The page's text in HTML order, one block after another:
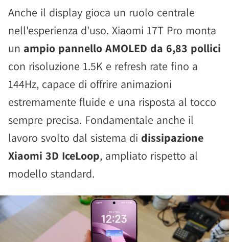
Anche il display gioca un ruolo centrale
nell'esperienza d'uso. Xiaomi 17T Pro monta
un ampio pannello AMOLED da 6,83 pollici
con risoluzione 1.5K e refresh rate fino a
144Hz, capace di offrire animazioni
estremamente fluide e una risposta al tocco
sempre precisa. Fondamentale anche il
lavoro svolto dal sistema di dissipazione
Xiaomi 3D IceLoop, ampliato rispetto al
modello standard.